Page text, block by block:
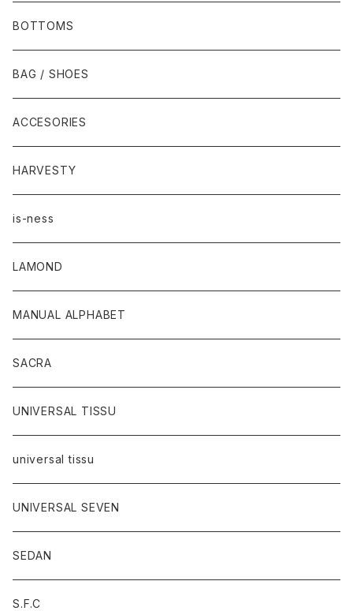
BOTTOMS
BAG / SHOES
ACCESORIES
HARVESTY
is-ness
LAMOND
MANUAL ALPHABET
SACRA
UNIVERSAL TISSU
universal tissu
UNIVERSAL SEVEN
SEDAN
S.F.C